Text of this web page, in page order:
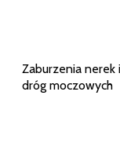
Zaburzenia nerek i
dróg moczowych